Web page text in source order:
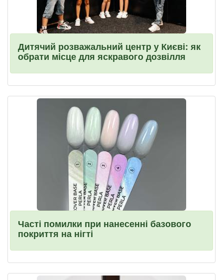
Дитячий розважальний центр у Києві: як
обрати місце для яскравого дозвілля
Часті помилки при нанесенні базового
покриття на нігті